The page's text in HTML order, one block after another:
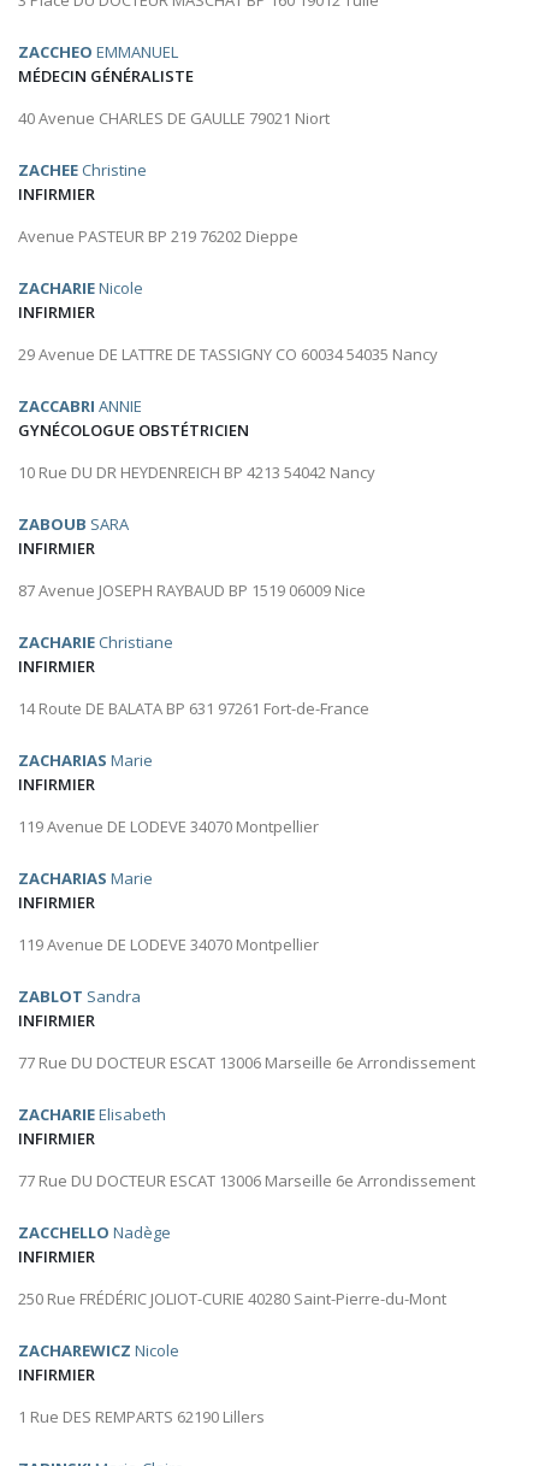
ZACCHEO EMMANUEL
MÉDECIN GÉNÉRALISTE
40 Avenue CHARLES DE GAULLE 79021 Niort
ZACHEE Christine
INFIRMIER
Avenue PASTEUR BP 219 76202 Dieppe
ZACHARIENicole
INFIRMIER
29 Avenue DE LATTRE DE TASSIGNY CO 60034 54035 Nancy
ZACCABRI ANNIE
GYNÉCOLOGUE OBSTÉTRICIEN
10 Rue DU DR HEYDENREICH BP 4213 54042 Nancy
ZABOUB SARA
INFIRMIER
87 Avenue JOSEPH RAYBAUD BP 1519 06009 Nice
ZACHARIE Christiane
INFIRMIER
14 Route DE BALATA BP 631 97261 Fort-de-France
ZACHARIAS Marie
INFIRMIER
119 Avenue DE LODEVE 34070 Montpellier
ZACHARIAS Marie
INFIRMIER
119 Avenue DE LODEVE 34070 Montpellier
ZABLOT Sandra
INFIRMIER
77 Rue DU DOCTEUR ESCAT 13006 Marseille 6e Arrondissement
ZACHARIEElisabeth
INFIRMIER
77 Rue DU DOCTEUR ESCAT 13006 Marseille 6e Arrondissement
ZACCHELLO Nadège
INFIRMIER
250 Rue FRÉDÉRIC JOLIOT-CURIE 40280 Saint-Pierre-du-Mont
ZACHAREWICZ Nicole
INFIRMIER
1 Rue DES REMPARTS 62190 Lillers